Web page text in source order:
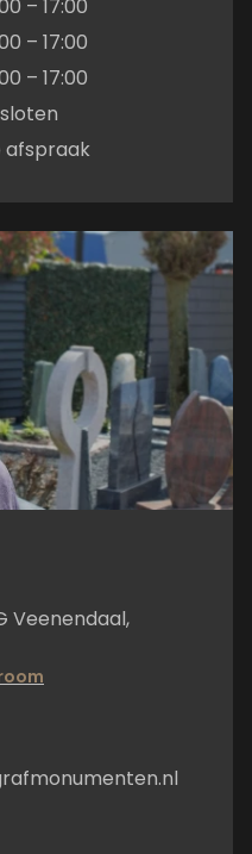
– 17:00
– 17:00
– 17:00
afspraak
Veenendaal,